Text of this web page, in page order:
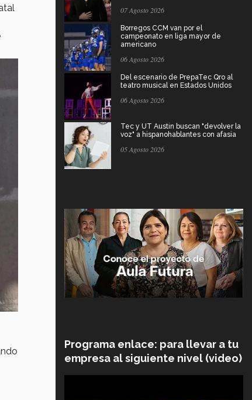
07 Agosto 2026
Borregos CCM van por el
campeonato en liga mayor de
americano
06 Agosto 2026
Del escenario de PrepaTec Qro al
teatro musical en Estados Unidos
06 Agosto 2026
Tec y UT Austin buscan "devolver la
voz" a hispanohablantes con afasia
05 Agosto 2026
Programa enlace: para llevar a tu
empresa al siguiente nivel (video)